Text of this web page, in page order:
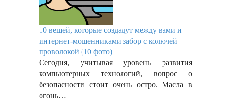
10 вещей, которые создадут между вами и
интернет-мошенниками забор с колючей
проволокой (10 фото)
Сегодня, учитывая уровень развития
компьютерных технологий, вопрос о
безопасности стоит очень остро. Масла в
огонь…